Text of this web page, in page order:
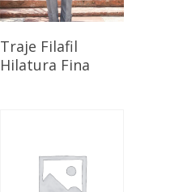
Seleccionar
Opciones
Traje Filafil
Hilatura Fina